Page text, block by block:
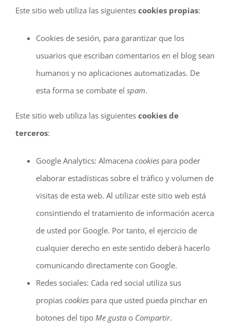
Este sitio web utiliza las siguientes cookies propias:
Cookies de sesión, para garantizar que los
usuarios que escriban comentarios en el blog sean
humanos y no aplicaciones automatizadas. De
esta forma se combate el spam.
Este sitio web utiliza las siguientes cookies de
terceros:
Google Analytics: Almacena cookies para poder
elaborar estadísticas sobre el tráfico y volumen de
visitas de esta web. Al utilizar este sitio web está
consintiendo el tratamiento de información acerca
de usted por Google. Por tanto, el ejercicio de
cualquier derecho en este sentido deberá hacerlo
comunicando directamente con Google.
Redes sociales: Cada red social utiliza sus
propias cookies para que usted pueda pinchar en
botones del tipo Me gusta o Compartir.